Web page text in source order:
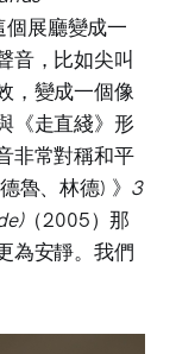
展廳變成一
音，比如尖叫
，變成一個像
《走直綫》形
非常對稱和平
魯、林德) 》 3
（2005）那
為安靜。我們